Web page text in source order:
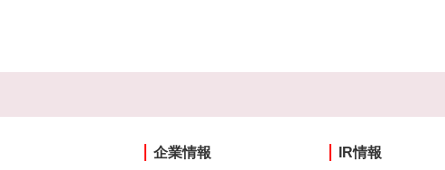
企業情報 IR情報